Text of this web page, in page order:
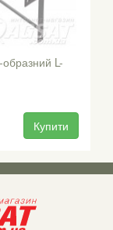
L-
Купити